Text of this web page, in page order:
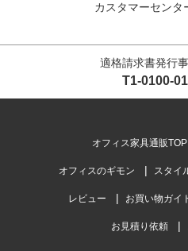
カスタマーセンタ
適格請求書発行
T1-0100-
オフィス家具通販TOP
オフィスのギモン スタイ
レビュー お買い物ガイ
お見積り依頼